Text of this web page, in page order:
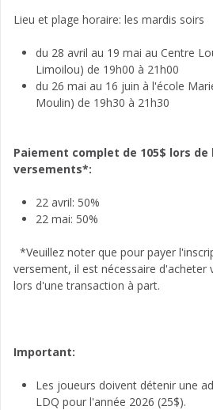
Lieu et plage horaire: les mardis soirs
du 28 avril au 19 mai au Centre
Limoilou) de 19h00 à 21h00
du 26 mai au 16 juin à l'école
Moulin) de 19h30 à 21h30
Paiement complet de 105$ lors
versements*:
22 avril: 50%
22 mai: 50%
*Veuillez noter que pour payer
versement, il est nécessaire d'acheter
lors d'une transaction à part.
Important:
Les joueurs doivent détenir une
LDQ pour l'année 2026 (25$).